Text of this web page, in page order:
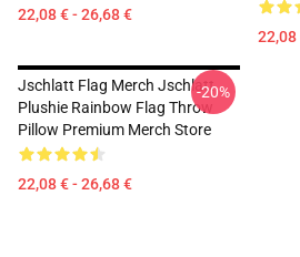
22,08 € - 26,68 €
22,08
Jschlatt Flag Merch Jschlatt
Plushie Rainbow Flag Throw
Pillow Premium Merch Store
22,08 € - 26,68 €
-20%